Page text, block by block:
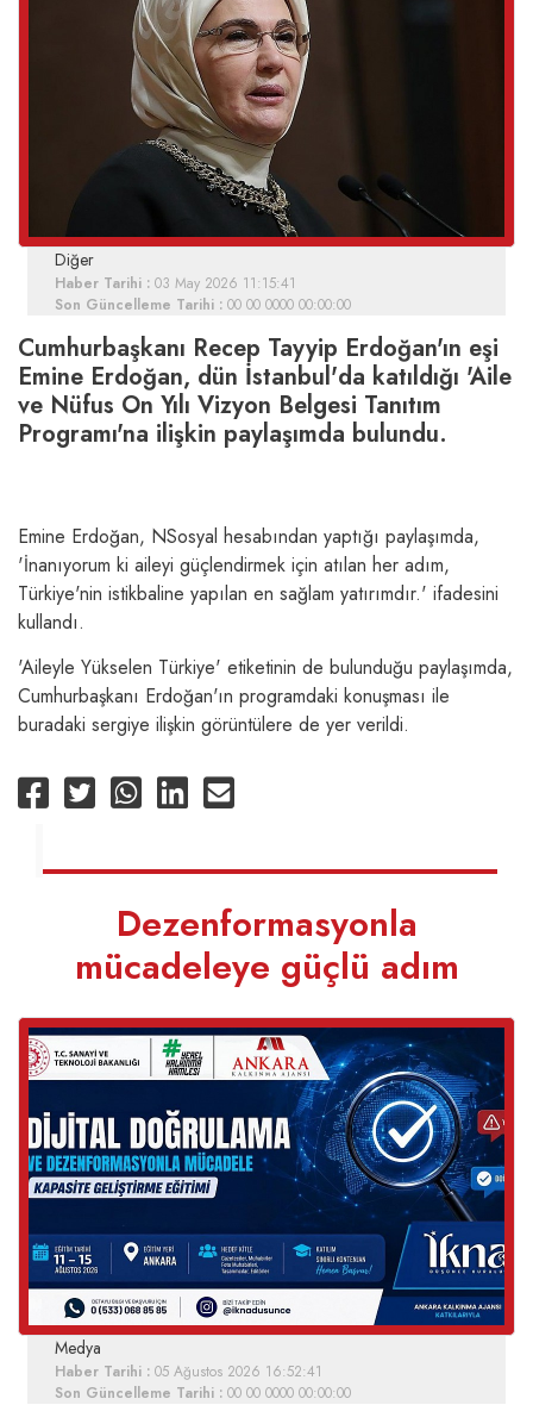
Diğer
Haber Tarihi : 03 May 2026 11:15:41
Son Güncelleme Tarihi : 00 00 0000 00:00:00
Cumhurbaşkanı Recep Tayyip Erdoğan'ın eşi
Emine Erdoğan, dün İstanbul'da katıldığı 'Aile
ve Nüfus On Yılı Vizyon Belgesi Tanıtım
Programı'na ilişkin paylaşımda bulundu.
Emine Erdoğan, NSosyal hesabından yaptığı paylaşımda,
'İnanıyorum ki aileyi güçlendirmek için atılan her adım,
Türkiye'nin istikbaline yapılan en sağlam yatırımdır.' ifadesini
kullandı.
'Aileyle Yükselen Türkiye' etiketinin de bulunduğu paylaşımda,
Cumhurbaşkanı Erdoğan'ın programdaki konuşması ile
buradaki sergiye ilişkin görüntülere de yer verildi.
Dezenformasyonla
mücadeleye güçlü adım
Medya
Haber Tarihi : 05 Ağustos 2026 16:52:41
Son Güncelleme Tarihi : 00 00 0000 00:00:00